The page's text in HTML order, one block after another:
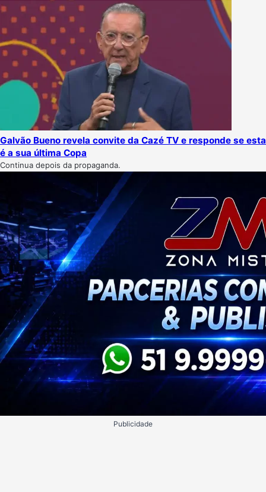
Galvão Bueno revela convite da Cazé TV e responde se esta
é a sua última Copa
Continua depois da propaganda.
Publicidade